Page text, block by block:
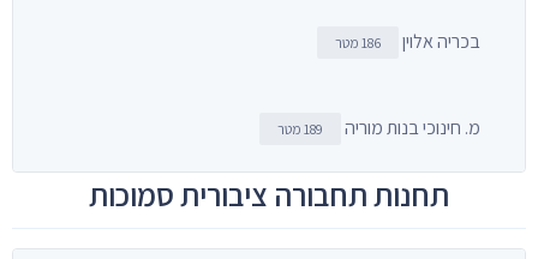
בכריה אלוין 186 מטר
מ. חינוכי בנות מוריה 189 מטר
תחנות תחבורה ציבורית סמוכות